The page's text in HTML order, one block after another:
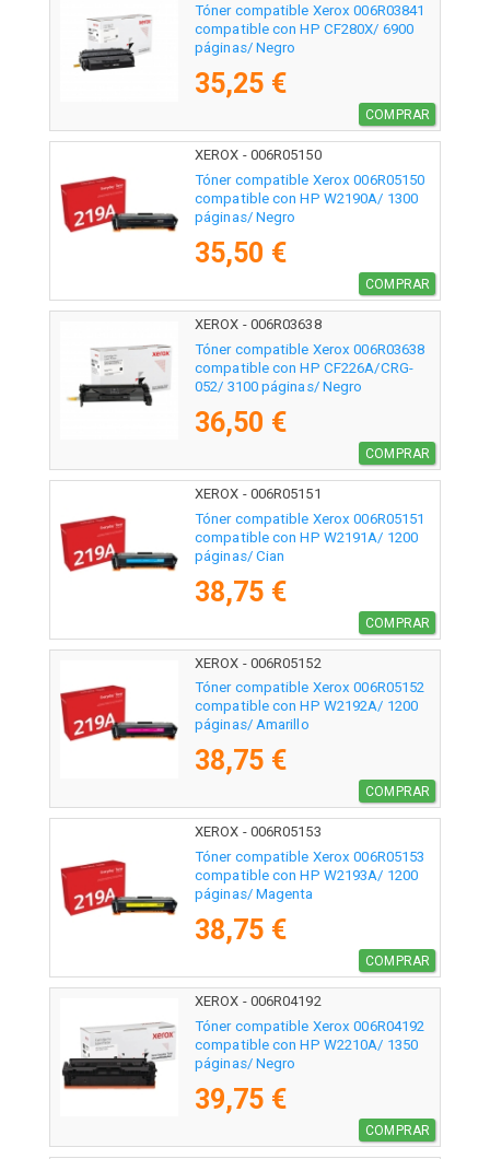
Tóner compatible Xerox 006R03841
compatible con HP CF280X/ 6900
páginas/ Negro
35,25 €
COMPRAR
XEROX - 006R05150
Tóner compatible Xerox 006R05150
compatible con HP W2190A/ 1300
páginas/ Negro
35,50 €
COMPRAR
XEROX - 006R03638
Tóner compatible Xerox 006R03638
compatible con HP CF226A/CRG-
052/ 3100 páginas/ Negro
36,50 €
COMPRAR
XEROX - 006R05151
Tóner compatible Xerox 006R05151
compatible con HP W2191A/ 1200
páginas/ Cian
38,75 €
COMPRAR
XEROX - 006R05152
Tóner compatible Xerox 006R05152
compatible con HP W2192A/ 1200
páginas/ Amarillo
38,75 €
COMPRAR
XEROX - 006R05153
Tóner compatible Xerox 006R05153
compatible con HP W2193A/ 1200
páginas/ Magenta
38,75 €
COMPRAR
XEROX - 006R04192
Tóner compatible Xerox 006R04192
compatible con HP W2210A/ 1350
páginas/ Negro
39,75 €
COMPRAR